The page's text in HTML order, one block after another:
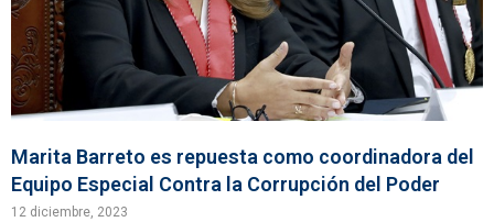
Marita Barreto es repuesta como coordinadora del
Equipo Especial Contra la Corrupción del Poder
12 diciembre, 2023